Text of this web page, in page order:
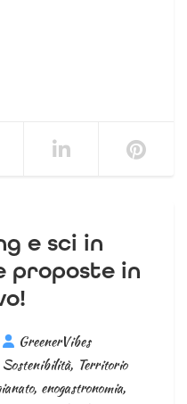
e sci in
proposte in
GreenerVibes
Sostenibilità, Territorio
, enogastronomia,